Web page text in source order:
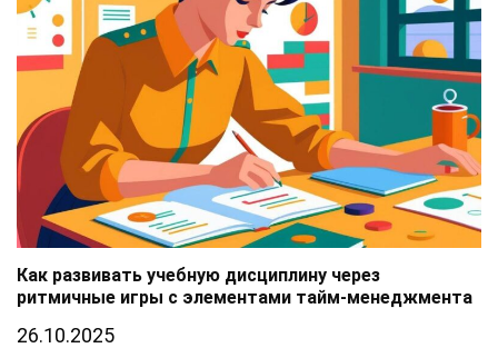
Как развивать учебную дисциплину через
ритмичные игры с элементами тайм-менеджмента
26.10.2025